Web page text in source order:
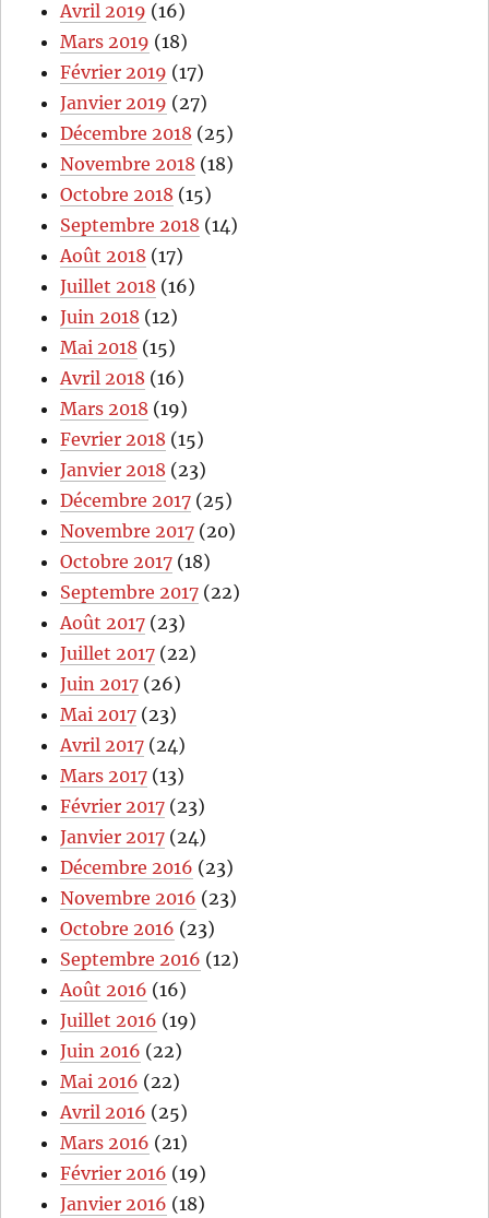
Avril 2019 (16)
Mars 2019 (18)
Février 2019 (17)
Janvier 2019 (27)
Décembre 2018 (25)
Novembre 2018 (18)
Octobre 2018 (15)
Septembre 2018 (14)
Août 2018 (17)
Juillet 2018 (16)
Juin 2018 (12)
Mai 2018 (15)
Avril 2018 (16)
Mars 2018 (19)
Fevrier 2018 (15)
Janvier 2018 (23)
Décembre 2017 (25)
Novembre 2017 (20)
Octobre 2017 (18)
Septembre 2017 (22)
Août 2017 (23)
Juillet 2017 (22)
Juin 2017 (26)
Mai 2017 (23)
Avril 2017 (24)
Mars 2017 (13)
Février 2017 (23)
Janvier 2017 (24)
Décembre 2016 (23)
Novembre 2016 (23)
Octobre 2016 (23)
Septembre 2016 (12)
Août 2016 (16)
Juillet 2016 (19)
Juin 2016 (22)
Mai 2016 (22)
Avril 2016 (25)
Mars 2016 (21)
Février 2016 (19)
Janvier 2016 (18)